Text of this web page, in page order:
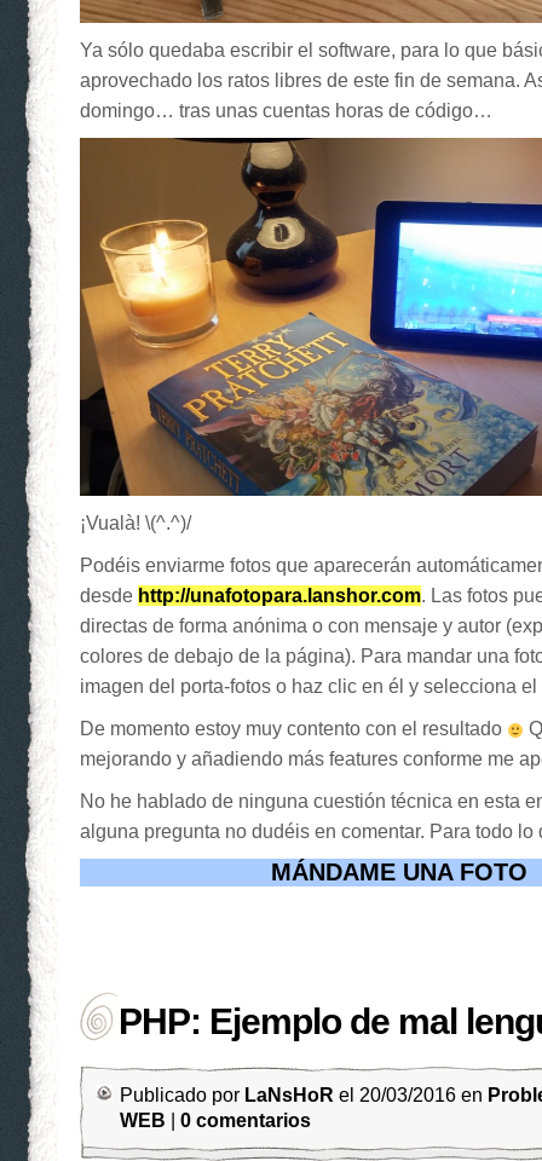
Ya sólo quedaba escribir el software, para lo que
aprovechado los ratos libres de este fin de semana.
domingo… tras unas cuentas horas de código…
¡Vualà! \(^.^)/
Podéis enviarme fotos que aparecerán
desde http://unafotopara.lanshor.com. Las fotos
directas de forma anónima o con mensaje y autor
colores de debajo de la página). Para mandar una
imagen del porta-fotos o haz clic en él y selecciona el
De momento estoy muy contento con el resultado
mejorando y añadiendo más features conforme me
No he hablado de ninguna cuestión técnica en esta
alguna pregunta no dudéis en comentar. Para todo
MÁNDAME UNA FOTO
PHP: Ejemplo de mal
Publicado por LaNsHoR el 20/03/2016 en
WEB
0 comentarios